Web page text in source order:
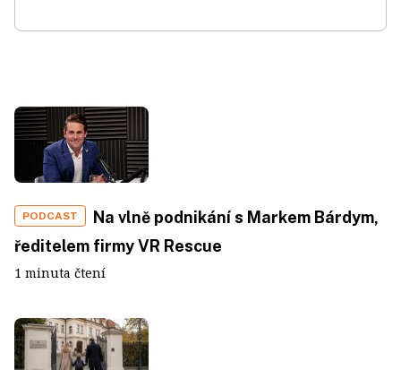
PODCAST
Na vlně podnikání s Markem Bárdym,
ředitelem firmy VR Rescue
1 minuta čtení